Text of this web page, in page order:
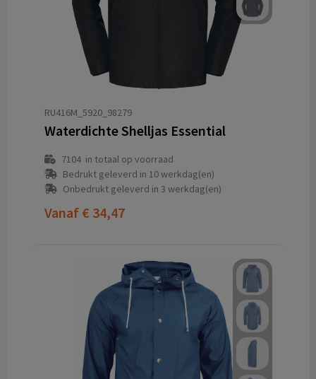
RU416M_5920_98279
Waterdichte Shelljas Essential
7104in totaal op voorraad
Bedrukt geleverd in 10 werkdag(en)
Onbedrukt geleverd in 3 werkdag(en)
Vanaf € 34,47